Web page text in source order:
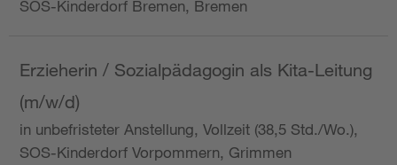
SOS-Kinderdorf Bremen, Bremen
Erzieherin / Sozialpädagogin als Kita-Leitung
(m/w/d)
in unbefristeter Anstellung, Vollzeit (38,5 Std./Wo.),
SOS-Kinderdorf Vorpommern, Grimmen